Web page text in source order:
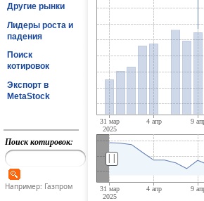
Другие рынки
Лидеры роста и
падения
Поиск
котировок
Экспорт в
MetaStock
Поиск котировок:
Например: Газпром
||